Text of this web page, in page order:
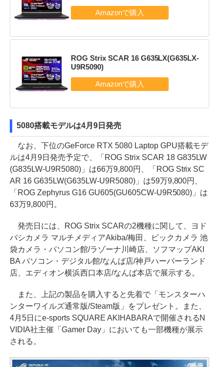
ROG Strix SCAR 16 G635LX(G635LX-
U9R5090)
5080搭載モデルは4月9日発売
なお、下位のGeForce RTX 5080 Laptop GPU搭載モデ
ルは4月9日発売予定で、「ROG Strix SCAR 18 G835LW
(G835LW-U9R5080)」は66万9,800円、「ROG Strix SC
AR 16 G635LW(G635LW-U9R5080)」は59万9,800円、
「ROG Zephyrus G16 GU605(GU605CW-U9R5080)」は
63万9,800円。
発売日には、ROG Strix SCARの2機種に関して、ヨド
バシカメラ マルチメディアAkiba/梅田、ビックカメラ 池
袋カメラ・パソコン館/ラゾーナ川崎店、ソフマップAKI
BA パソコン・デジタル館/なんば店/神戸ハーバーランド
店、エディオン横浜西口本店/なんば本店で展示する。
また、上記の製品を購入すると先着で「モンスターハ
ンターワイルズ通常版/Steam版」をプレゼント。また、
4月5日にe-sports SQUARE AKIHABARAで開催されるN
VIDIA社主催「Gamer Day」においても一部機種が展示
される。